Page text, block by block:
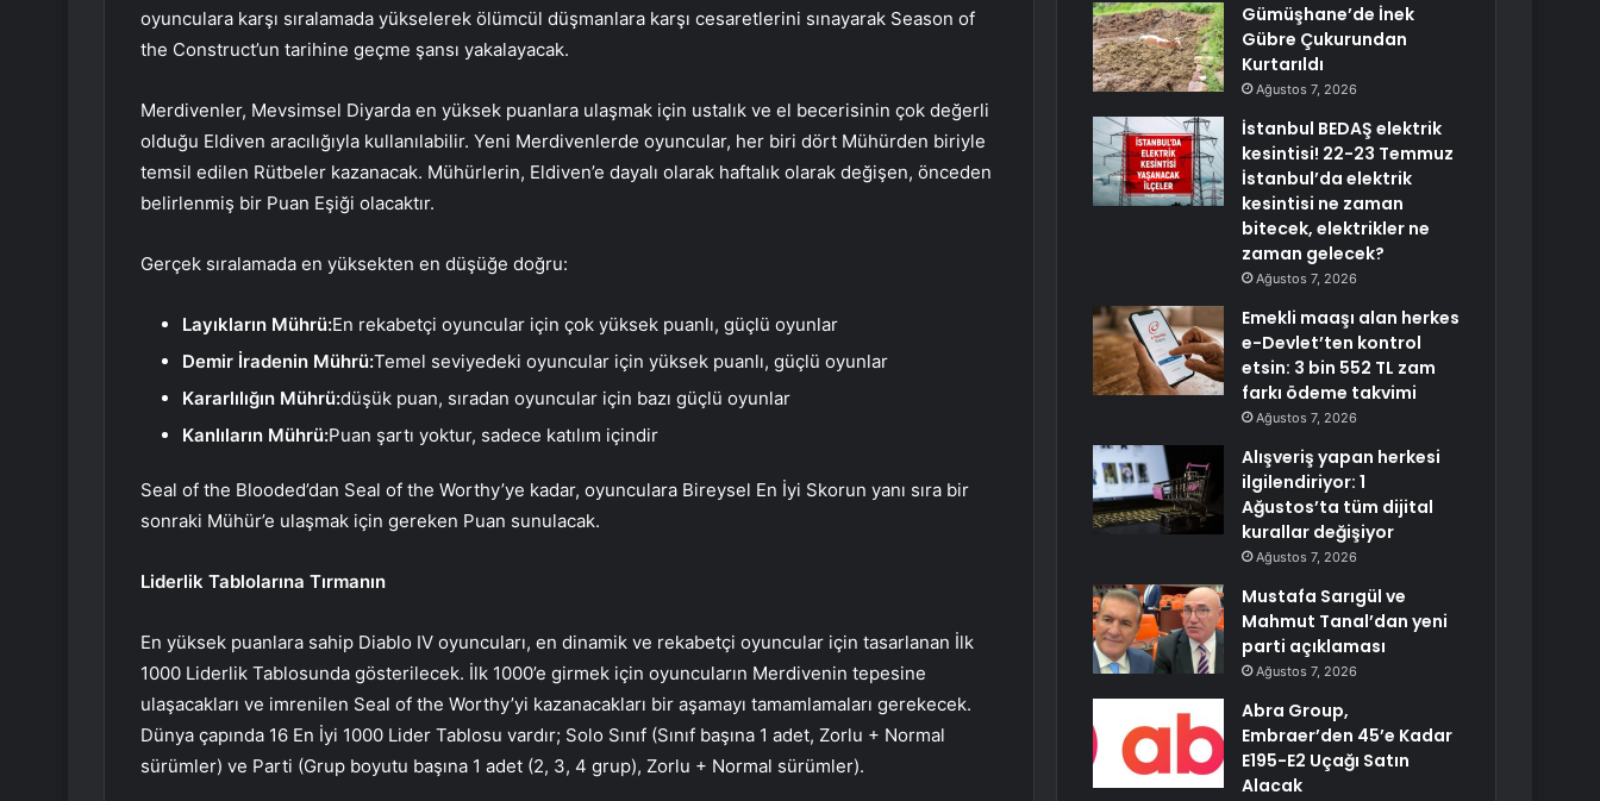
oyunculara karşı sıralamada yükselerek ölümcül düşmanlara karşı cesaretlerini sınayarak Season of
the Construct’un tarihine geçme şansı yakalayacak.
Merdivenler, Mevsimsel Diyarda en yüksek puanlara ulaşmak için ustalık ve el becerisinin çok değerli
olduğu Eldiven aracılığıyla kullanılabilir. Yeni Merdivenlerde oyuncular, her biri dört Mühürden biriyle
temsil edilen Rütbeler kazanacak. Mühürlerin, Eldiven’e dayalı olarak haftalık olarak değişen, önceden
belirlenmiş bir Puan Eşiği olacaktır.
Gerçek sıralamada en yüksekten en düşüğe doğru:
Layıkların Mührü:En rekabetçi oyuncular için çok yüksek puanlı, güçlü oyunlar
Demir İradenin Mührü:Temel seviyedeki oyuncular için yüksek puanlı, güçlü oyunlar
Kararlılığın Mührü:düşük puan, sıradan oyuncular için bazı güçlü oyunlar
Kanlıların Mührü:Puan şartı yoktur, sadece katılım içindir
Seal of the Blooded’dan Seal of the Worthy’ye kadar, oyunculara Bireysel En İyi Skorun yanı sıra bir
sonraki Mühür’e ulaşmak için gereken Puan sunulacak.
Liderlik Tablolarına Tırmanın
En yüksek puanlara sahip Diablo IV oyuncuları, en dinamik ve rekabetçi oyuncular için tasarlanan İlk
1000 Liderlik Tablosunda gösterilecek. İlk 1000’e girmek için oyuncuların Merdivenin tepesine
ulaşacakları ve imrenilen Seal of the Worthy’yi kazanacakları bir aşamayı tamamlamaları gerekecek.
Dünya çapında 16 En İyi 1000 Lider Tablosu vardır; Solo Sınıf (Sınıf başına 1 adet, Zorlu + Normal
sürümler) ve Parti (Grup boyutu başına 1 adet (2, 3, 4 grup), Zorlu + Normal sürümler).
Gümüşhane’de İnek
Gübre Çukurundan
Kurtarıldı
Ağustos 7, 2026
İstanbul BEDAŞ elektrik
kesintisi! 22-23 Temmuz
İstanbul’da elektrik
kesintisi ne zaman
bitecek, elektrikler ne
zaman gelecek?
Ağustos 7, 2026
Emekli maaşı alan herkes
e-Devlet’ten kontrol
etsin: 3 bin 552 TL zam
farkı ödeme takvimi
Ağustos 7, 2026
Alışveriş yapan herkesi
ilgilendiriyor: 1
Ağustos’ta tüm dijital
kurallar değişiyor
Ağustos 7, 2026
Mustafa Sarıgül ve
Mahmut Tanal’dan yeni
parti açıklaması
Ağustos 7, 2026
Abra Group,
Embraer’den 45’e Kadar
E195-E2 Uçağı Satın
Alacak